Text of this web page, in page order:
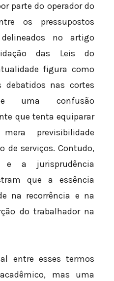
parte do operador do
os pressupostos
no artigo
das Leis do
figura como
nas cortes
uma confusão
que tenta equiparar
previsibilidade
de serviços. Contudo,
a jurisprudência
que a essência
na recorrência e na
do trabalhador na
entre esses termos
mas uma